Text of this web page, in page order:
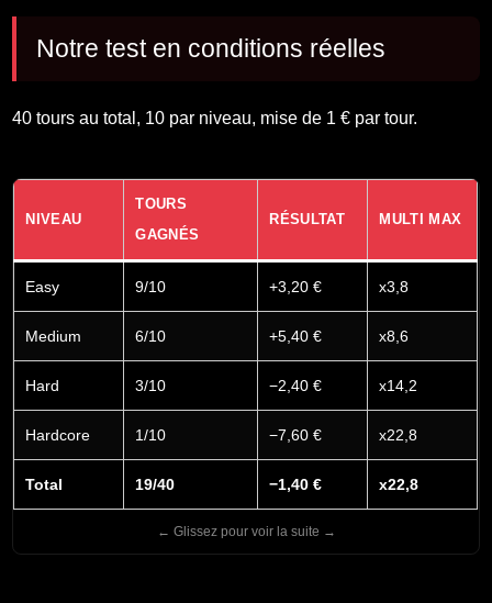
Notre test en conditions réelles
40 tours au total, 10 par niveau, mise de 1 € par tour.
NIVEAU
TOURS
GAGNÉS
RÉSULTAT MULTI MAX
Easy 9/10 +3,20 € x3,8
Medium 6/10 +5,40 € x8,6
Hard 3/10 −2,40 € x14,2
Hardcore 1/10 −7,60 € x22,8
Total 19/40 −1,40 € x22,8